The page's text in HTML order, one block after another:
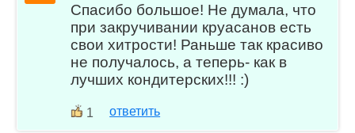
Спасибо большое! Не думала, что
при закручивании круасанов есть
свои хитрости! Раньше так красиво
не получалось, а теперь- как в
лучших кондитерских!!! :)
1 ответить